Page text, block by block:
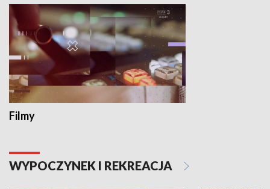
Filmy
WYPOCZYNEK I REKREACJA